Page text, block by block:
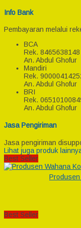
Info Bank
Pembayaran melalui
BCA
Rek. 8465638148
An. Abdul Ghofur
Mandiri
Rek.
An. Abdul Ghofur
BRI
Rek.
An. Abdul Ghofur
Jasa Pengiriman
Jasa pengiriman
Lihat juga produk
Best Seller
Best Seller